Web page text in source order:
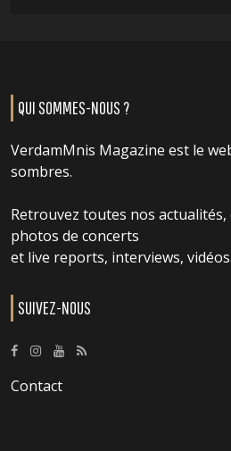
QUI SOMMES-NOUS ?
VerdamMnis Magazine est le
sombres.
Retrouvez toutes nos
photos de concerts
et live reports, interviews,
SUIVEZ-NOUS
Contact